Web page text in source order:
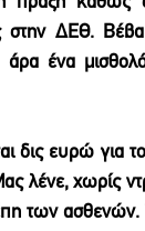
ΔΕΘ.
ένα
δις ευρώ για
λένε, χωρίς
των ασθενών.